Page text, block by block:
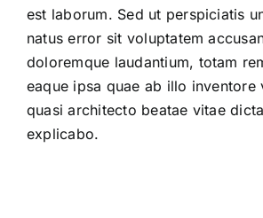
est laborum. Sed ut perspiciatis
natus error sit voluptatem
doloremque laudantium, totam
eaque ipsa quae ab illo inventore
quasi architecto beatae vitae
explicabo.